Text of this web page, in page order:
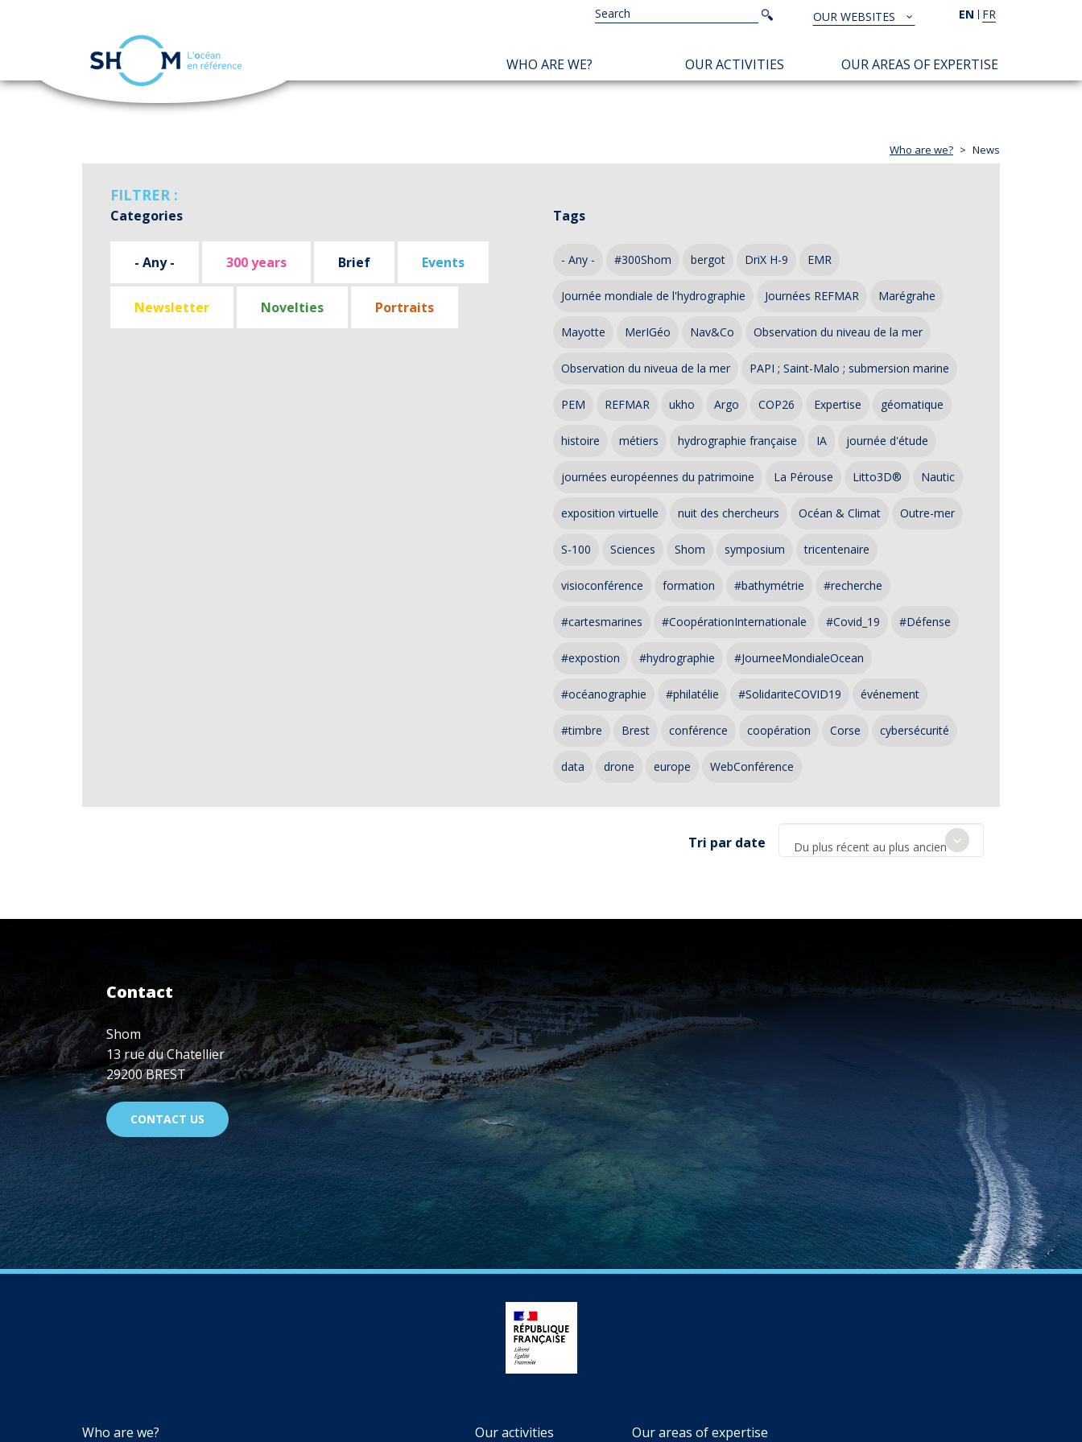
Skip
EN FR
TOUS
NOS
SITES
OUR WEBSITES
Search
Search
NAVIGATION
PRINCIPALE
WHO ARE WE? OUR ACTIVITIES OUR AREAS OF EXPERTISE
Who are we? News
FILTRER :
Categories
- Any - 300 years Brief Events
Newsletter Novelties Portraits
Tags
- Any - #300Shom bergot DriX H-9 EMR
Journée mondiale de l'hydrographie Journées REFMAR Marégrahe
Mayotte MerIGéo Nav&Co Observation du niveau de la mer
Observation du niveua de la mer PAPI ; Saint-Malo ; submersion marine
PEM REFMAR ukho Argo COP26 Expertise géomatique
histoire métiers hydrographie française IA journée d'étude
journées européennes du patrimoine La Pérouse Litto3D® Nautic
exposition virtuelle nuit des chercheurs Océan & Climat Outre-mer
S-100 Sciences Shom symposium tricentenaire
visioconférence formation #bathymétrie #recherche
#cartesmarines #CoopérationInternationale #Covid_19 #Défense
#expostion #hydrographie #JourneeMondialeOcean
#océanographie #philatélie #SolidariteCOVID19 événement
#timbre Brest conférence coopération Corse cybersécurité
data drone europe WebConférence
Tri par date Du plus récent au plus ancien
Contact
Shom
13 rue du Chatellier
29200 BREST
CONTACT US
NAVIGATION
Who are we? Our activities Our areas of expertise